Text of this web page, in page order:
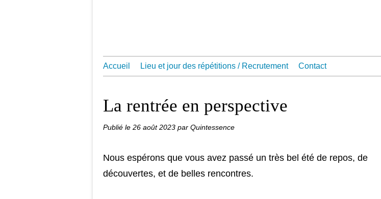
Accueil Lieu et jour des répétitions / Recrutement Contact
La rentrée en perspective
Publié le 26 août 2023 par Quintessence
Nous espérons que vous avez passé un très bel été de repos, de
découvertes, et de belles rencontres.